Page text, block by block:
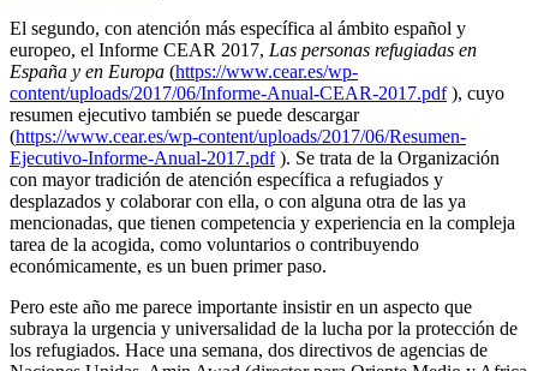
El segundo, con atención más específica al ámbito español y
europeo, el Informe CEAR 2017, Las personas refugiadas en
España y en Europa (https://www.cear.es/wp-
content/uploads/2017/06/Informe-Anual-CEAR-2017.pdf), cuyo
resumen ejecutivo también se puede descargar
(https://www.cear.es/wp-content/uploads/2017/06/Resumen-
Ejecutivo-Informe-Anual-2017.pdf). Se trata de la Organización
con mayor tradición de atención específica a refugiados y
desplazados y colaborar con ella, o con alguna otra de las ya
mencionadas, que tienen competencia y experiencia en la compleja
tarea de la acogida, como voluntarios o contribuyendo
económicamente, es un buen primer paso.
Pero este año me parece importante insistir en un aspecto que
subraya la urgencia y universalidad de la lucha por la protección de
los refugiados. Hace una semana, dos directivos de agencias de